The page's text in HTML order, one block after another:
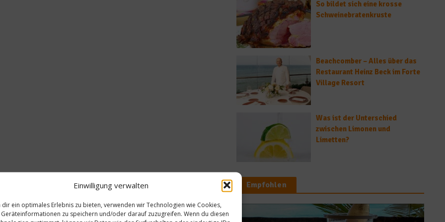
Einwilligung verwalten
dir ein optimales Erlebnis zu bieten, verwenden wir Technologien wie Cookies,
Geräteinformationen zu speichern und/oder darauf zuzugreifen. Wenn du diesen
So bildet sich eine krosse
Schweinebratenkruste
Beachcomber – Alles über das
Restaurant Heinz Beck im Forte
Village Resort
Was ist der Unterschied
zwischen Limonen und
Limetten?
Empfohlen